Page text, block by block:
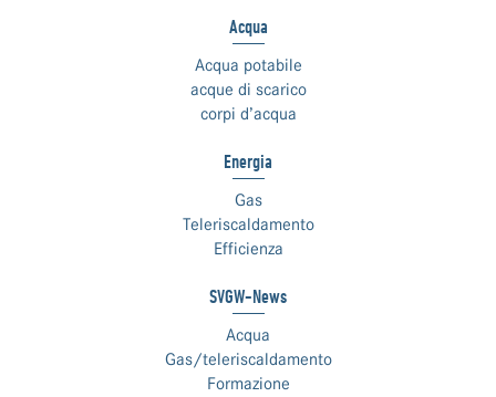
Acqua
Acqua potabile
acque di scarico
corpi d’acqua
Energia
Gas
Teleriscaldamento
Efficienza
SVGW-News
Acqua
Gas/teleriscaldamento
Formazione